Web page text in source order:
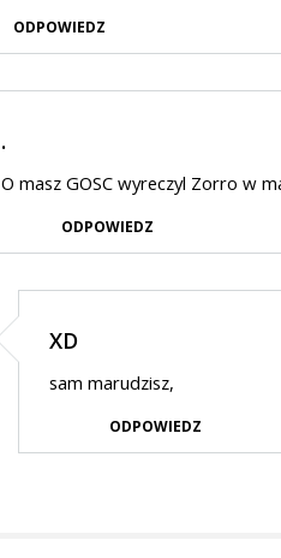
ODPOWIEDZ
.
O masz GOSC wyreczyl Zorro w
ODPOWIEDZ
XD
sam marudzisz,
ODPOWIEDZ